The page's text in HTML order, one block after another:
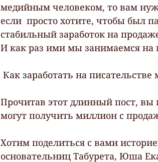
медийным человеком, то вам
если  просто хотите, чтобы был
стабильный заработок на
И как раз ими мы занимаемся на
Как заработать на
Прочитав этот длинный пост, вы
могут получить миллион с
Хотим поделиться с вами
основательниц Табурета, Юша